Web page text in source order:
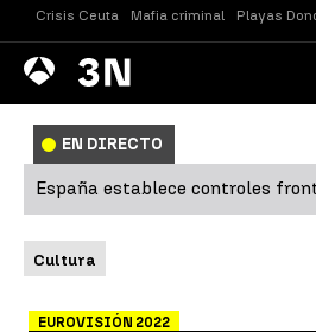
Crisis Ceuta Mafia criminal Playas
Antena
3 Noticias
EN DIRECTO
España establece controles
Cultura
EUROVISIÓN 2022